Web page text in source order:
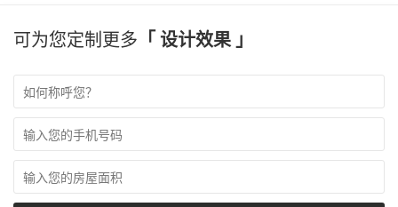
可为您定制更多 「 设计效果 」